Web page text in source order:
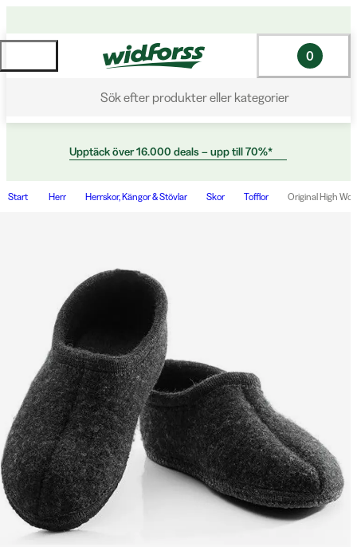
Sök efter produkter eller kategorier
0
Upptäck över 16.000 deals – upp till 70%*
Start Herr Herrskor, Kängor & Stövlar Skor Tofflor Original High